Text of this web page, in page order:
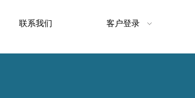
联系我们 客户登录